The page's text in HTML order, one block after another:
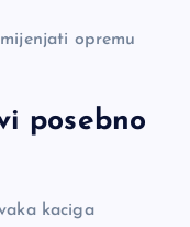
opremu
posebno
kaciga